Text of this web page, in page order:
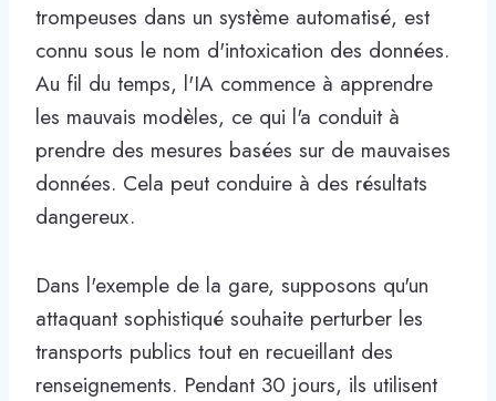
trompeuses dans un système automatisé, est
connu sous le nom d'intoxication des données.
Au fil du temps, l'IA commence à apprendre
les mauvais modèles, ce qui l'a conduit à
prendre des mesures basées sur de mauvaises
données. Cela peut conduire à des résultats
dangereux.
Dans l'exemple de la gare, supposons qu'un
attaquant sophistiqué souhaite perturber les
transports publics tout en recueillant des
renseignements. Pendant 30 jours, ils utilisent